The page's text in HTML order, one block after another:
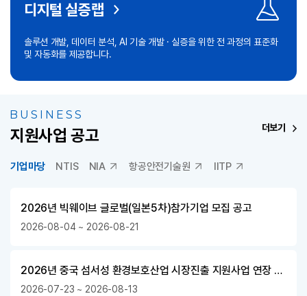
디지털 실증랩
솔루션 개발, 데이터 분석, AI 기술 개발 · 실증을 위한 전 과정의 표준화
및 자동화를 제공합니다.
BUSINESS
지원사업 공고 더보기
기업마당
2026년 빅웨이브 글로벌(일본5차)참가기업 모집 공고
2026-08-04 ~ 2026-08-21
2026년 중국 섬서성 환경보호산업 시장진출 지원사업 연장 공고
2026-07-23 ~ 2026-08-13
NTIS NIA 항공안전기술원 IITP